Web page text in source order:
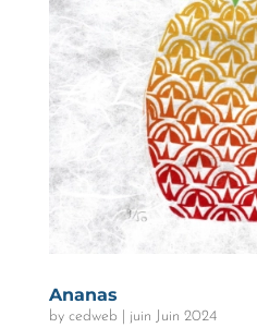
Ananas
by cedweb juin Juin 2024